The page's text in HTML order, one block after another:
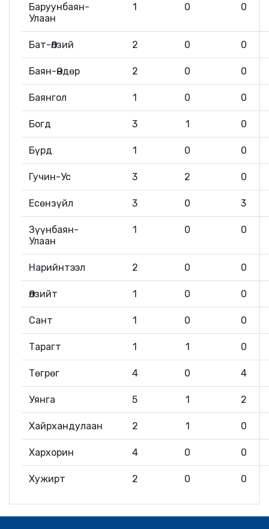
Баруунбаян-
Улаан
1 0 0
Бат-Өлзий 2 0 0
Баян-Өндөр 2 0 0
Баянгол 1 0 0
Богд 3 1 0
Бүрд 1 0 0
Гучин-Ус 3 2 0
Есөнзүйл 3 0 3
Зүүнбаян-
Улаан
1 0 0
Нарийнтээл 2 0 0
Өлзийт 1 0 0
Сант 1 0 0
Тарагт 1 1 0
Төгрөг 4 0 4
Уянга 5 1 2
Хайрхандулаан 2 1 0
Хархорин 4 0 0
Хужирт 2 0 0